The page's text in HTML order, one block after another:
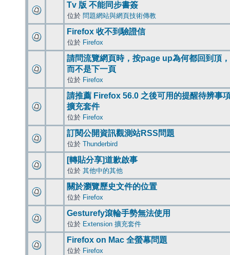
Tv 版 不能同步書簽
位於 問題網站與網頁技術傳教
Firefox 收不到驗證信
位於 Firefox
請問流覽網頁時，按page up為何都回到頂，
而不是下一頁
位於 Firefox
請推薦 Firefox 56.0 之後可用的提醒待辨事
擴充套件
位於 Firefox
訂閱公開資訊觀測站RSS問題
位於 Thunderbird
[轉貼分享]道歉啟事
位於 其他中的其他
關於瀏覽歷史文件的位置
位於 Firefox
Gesturefy滾輪手勢無法使用
位於 Extension 擴充套件
Firefox on Mac 全螢幕問題
位於 Firefox